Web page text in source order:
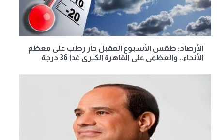
الأرصاد: طقس الأسبوع المقبل حار رطب على معظم
الأنحاء.. والعظمى على القاهرة الكبرى غدا 36 درجة